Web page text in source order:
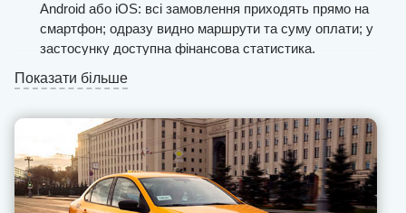
Android або iOS: всі замовлення приходять прямо на
смартфон; одразу видно маршрути та суму оплати; у
застосунку доступна фінансова статистика.
Виплати проводяться щодня, а сервіс часто
Підключення до системи відбувається протягом
одного дня.
Служба підтримки U-Drivers постійно на зв’язку —
Показати більше